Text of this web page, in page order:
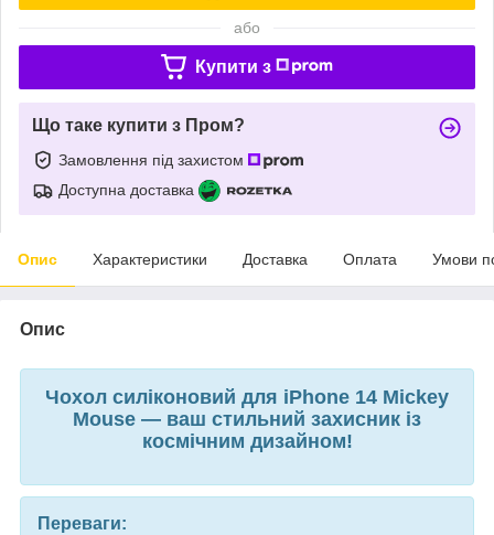
або
Купити з
Що таке купити з Пром?
Замовлення під захистом
Доступна доставка
Опис Характеристики Доставка Оплата Умови
Опис
Чохол силіконовий для iPhone 14 Mickey
Mouse — ваш стильний захисник із
космічним дизайном!
Переваги: